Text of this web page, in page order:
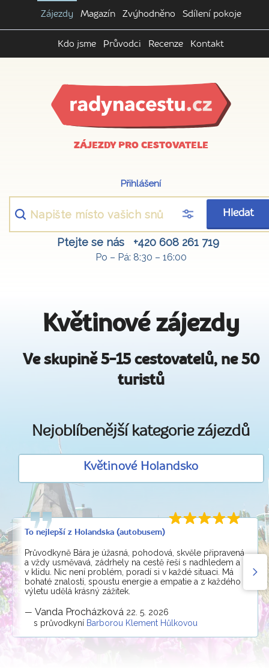
Zájezdy Magazín Zvýhodněno Sdílení pokoje
Kdo jsme Průvodci Recenze Kontakt
ZÁJEZDY PRO CESTOVATELE
Přihlášení
Hledat
Ptejte se nás +420 608 261 719
Po – Pá: 8:30 – 16:00
Květinové zájezdy
Ve skupině 5-15 cestovatelů, ne 50
turistů
Nejoblíbenější kategorie zájezdů
Květinové Holandsko
To nejlepší z Holandska (autobusem)
Průvodkyně Bára je úžasná, pohodová, skvěle připravená
a vždy usměvavá, zádrhely na cestě řeší s nadhledem a
v klidu. Nic není problém, poradí si v každé situaci. Má
bohaté znalosti, spoustu energie a empatie a z každého
výletu udělá krásný zážitek.
— Vanda Procházková 22. 5. 2026
s průvodkyní Barborou Klement Hůlkovou